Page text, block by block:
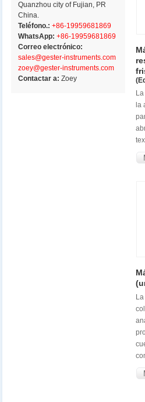
Quanzhou city of Fujian, PR
China.
Teléfono.: +86-19959681869
WhatsApp: +86-19959681869
Correo electrónico:
sales@gester-instruments.com
zoey@gester-instruments.com
Contactar a:Zoey
la